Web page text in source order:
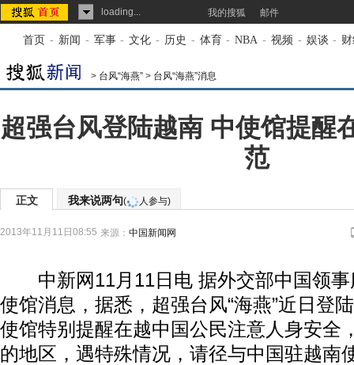
loading... 我的搜狐 邮件
首页 - 新闻 - 军事 - 文化 - 历史 - 体育 - NBA - 视频 - 娱谈 -
> 台风“海燕” > 台风“海燕”消息
超强台风登陆越南 中使馆提醒
范
正文 我来说两句( 人参与)
2013年11月11日08:55 来源： 中国新闻网
中新网11月11日电 据外交部中国领事
使馆消息，据悉，超强台风“海燕”近日登
使馆特别提醒在越中国公民注意人身安全
的地区，遇特殊情况，请径与中国驻越南